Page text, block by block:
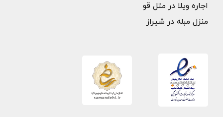
اجاره ویلا در متل قو
منزل مبله در شیراز